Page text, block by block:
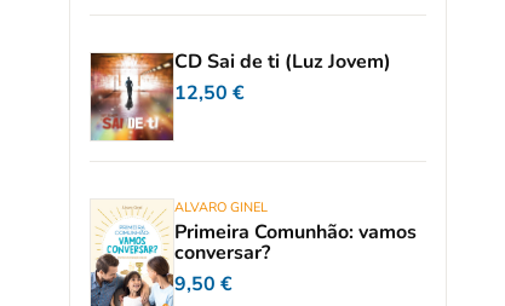
CD Sai de ti (Luz Jovem)
12,50 €
ALVARO GINEL
Primeira Comunhão: vamos
conversar?
9,50 €